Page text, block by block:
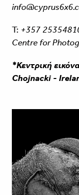
T: +357
Centre for
*Κεντρική
Chojnacki -